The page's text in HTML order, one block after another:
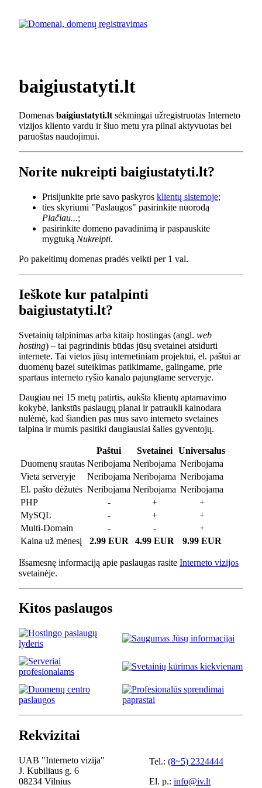
baigiustatyti.lt
Domenas baigiustatyti.lt sėkmingai užregistruotas Interneto
vizijos kliento vardu ir šiuo metu yra pilnai aktyvuotas bei
paruoštas naudojimui.
Norite nukreipti baigiustatyti.lt?
Prisijunkite prie savo paskyros klientų sistemoje;
ties skyriumi "Paslaugos" pasirinkite nuorodą
Plačiau...;
pasirinkite domeno pavadinimą ir paspauskite
mygtuką Nukreipti.
Po pakeitimų domenas pradės veikti per 1 val.
Ieškote kur patalpinti
baigiustatyti.lt?
Svetainių talpinimas arba kitaip hostingas (angl. web
hosting) – tai pagrindinis būdas jūsų svetainei atsidurti
internete. Tai vietos jūsų internetiniam projektui, el. paštui ar
duomenų bazei suteikimas patikimame, galingame, prie
spartaus interneto ryšio kanalo pajungtame serveryje.
Daugiau nei 15 metų patirtis, aukšta klientų aptarnavimo
kokybė, lankstūs paslaugų planai ir patraukli kainodara
nulėmė, kad šiandien pas mus savo interneto svetaines
talpina ir mumis pasitiki daugiausiai šalies gyventojų.
Paštui Svetainei
Universalus
Duomenų srautas Neribojama Neribojama Neribojama
Vieta serveryje
Neribojama Neribojama Neribojama
El. pašto dėžutės Neribojama Neribojama Neribojama
PHP
- +
+
MySQL
- +
+
Multi-Domain
- -
+
Kaina už mėnesį
2.99 EUR 4.99 EUR 9.99 EUR
Išsamesnę informaciją apie paslaugas rasite Interneto vizijos
svetainėje.
Kitos paslaugos
Rekvizitai
UAB "Interneto vizija"
J. Kubiliaus g. 6
08234 Vilnius
Tel.: (8~5) 2324444
El. p.: info@iv.lt